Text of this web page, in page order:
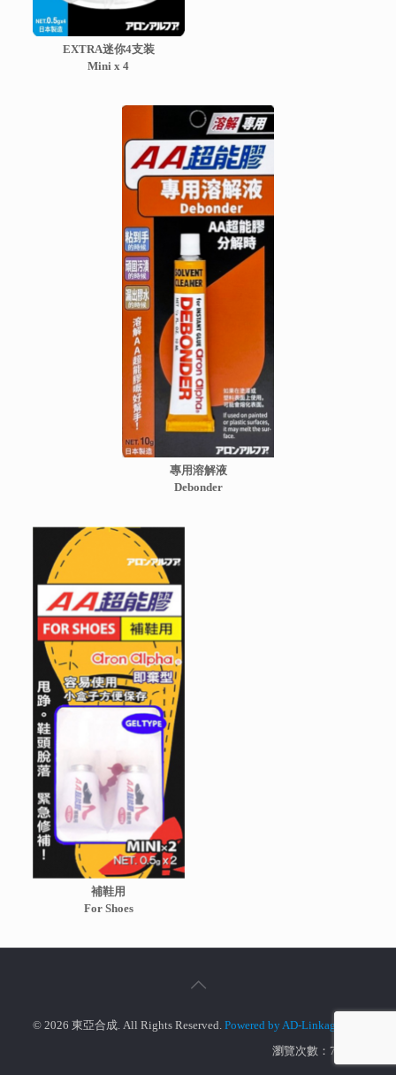
EXTRA迷你4支装
Mini x 4
專用溶解液
Debonder
補鞋用
For Shoes
© 2026 東亞合成. All Rights Reserved. Powered by AD-Linkage Ltd.
瀏覽次數：770390